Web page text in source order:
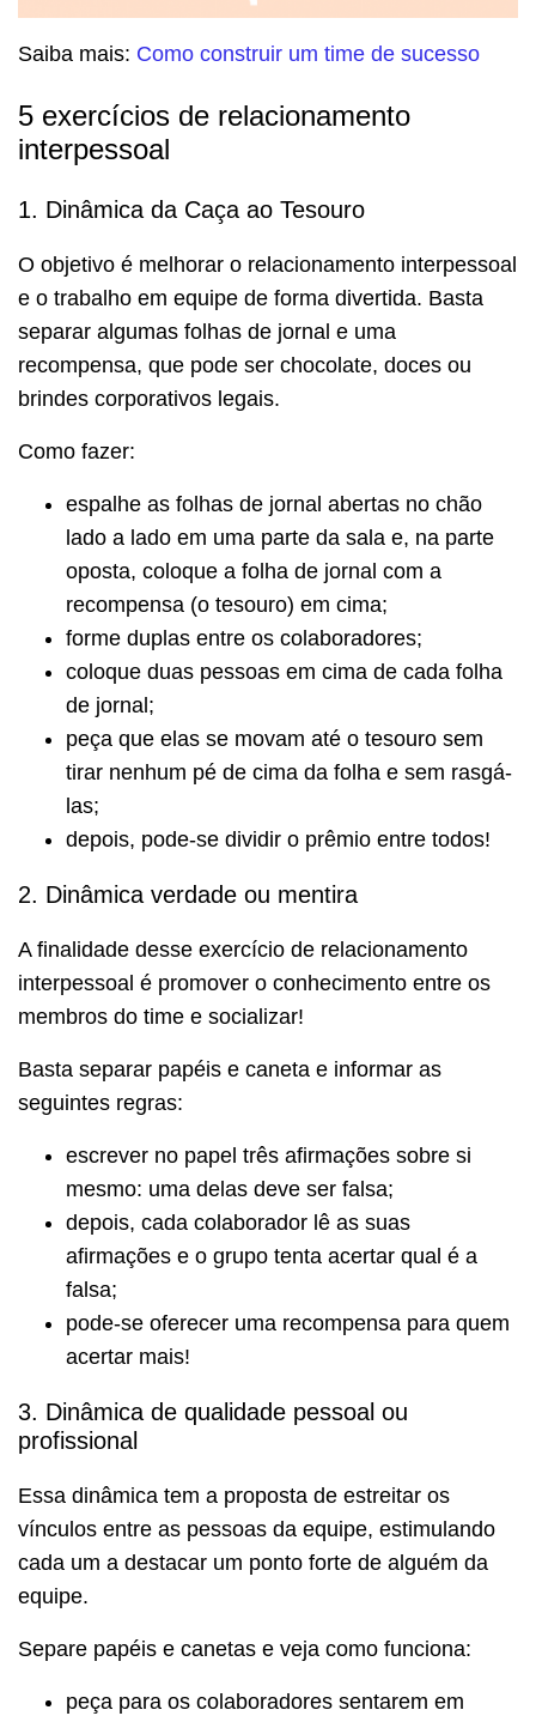
Saiba mais: Como construir um time de sucesso
5 exercícios de relacionamento
interpessoal
1. Dinâmica da Caça ao Tesouro
O objetivo é melhorar o relacionamento interpessoal
e o trabalho em equipe de forma divertida. Basta
separar algumas folhas de jornal e uma
recompensa, que pode ser chocolate, doces ou
brindes corporativos legais.
Como fazer:
espalhe as folhas de jornal abertas no chão
lado a lado em uma parte da sala e, na parte
oposta, coloque a folha de jornal com a
recompensa (o tesouro) em cima;
forme duplas entre os colaboradores;
coloque duas pessoas em cima de cada folha
de jornal;
peça que elas se movam até o tesouro sem
tirar nenhum pé de cima da folha e sem rasgá-
las;
depois, pode-se dividir o prêmio entre todos!
2. Dinâmica verdade ou mentira
A finalidade desse exercício de relacionamento
interpessoal é promover o conhecimento entre os
membros do time e socializar!
Basta separar papéis e caneta e informar as
seguintes regras:
escrever no papel três afirmações sobre si
mesmo: uma delas deve ser falsa;
depois, cada colaborador lê as suas
afirmações e o grupo tenta acertar qual é a
falsa;
pode-se oferecer uma recompensa para quem
acertar mais!
3. Dinâmica de qualidade pessoal ou
profissional
Essa dinâmica tem a proposta de estreitar os
vínculos entre as pessoas da equipe, estimulando
cada um a destacar um ponto forte de alguém da
equipe.
Separe papéis e canetas e veja como funciona:
peça para os colaboradores sentarem em